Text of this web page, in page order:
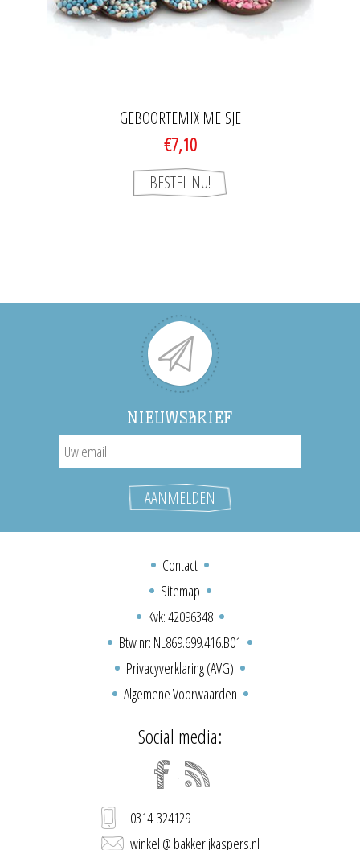
GEBOORTEMIX MEISJE
€7,10
NIEUWSBRIEF
Contact
Sitemap
Kvk: 42096348
Btw nr: NL869.699.416.B01
Privacyverklaring (AVG)
Algemene Voorwaarden
Social media:
0314-324129
winkel @ bakkerijkaspers.nl